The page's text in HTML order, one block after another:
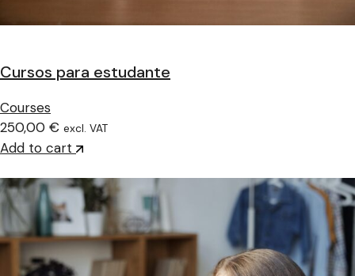
Cursos para estudante
Courses
250,00 € excl. VAT
Add to cart